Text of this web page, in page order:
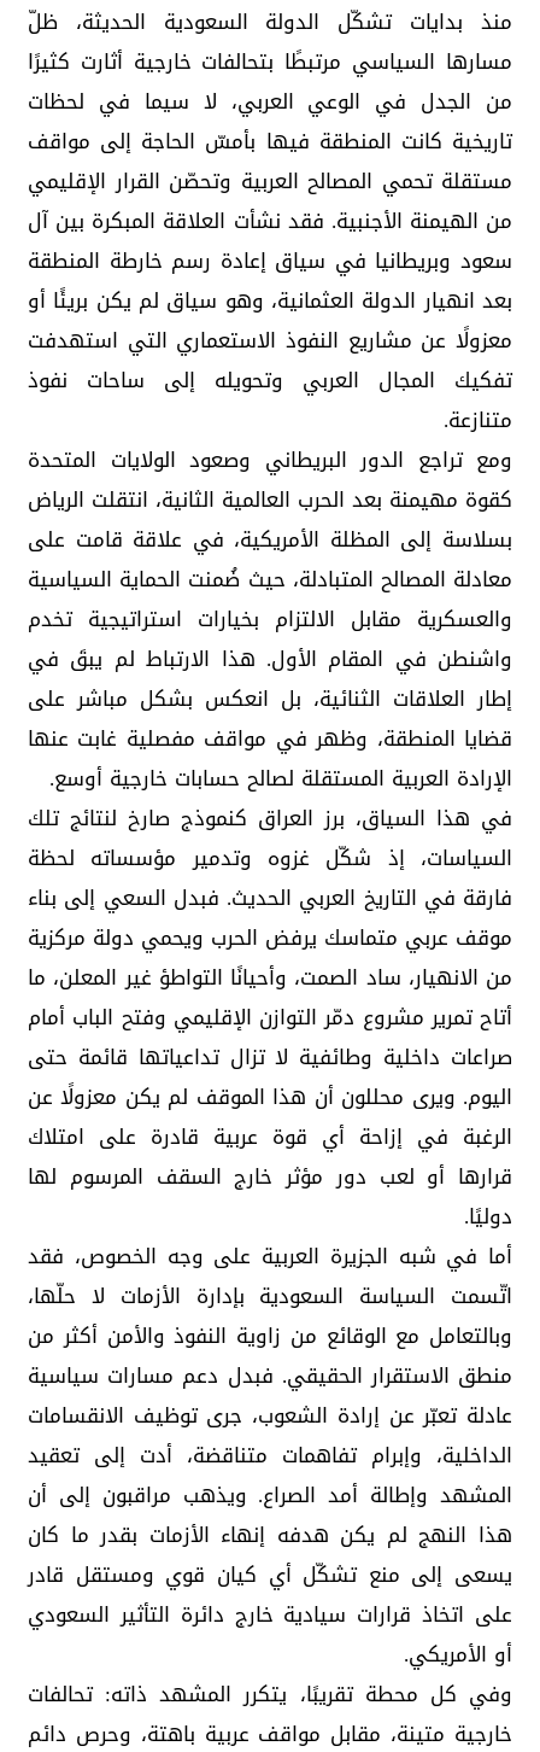
منذ بدايات تشكّل الدولة السعودية الحديثة، ظلّ
مسارها السياسي مرتبطًا بتحالفات خارجية أثارت كثيرًا
من الجدل في الوعي العربي، لا سيما في لحظات
تاريخية كانت المنطقة فيها بأمسّ الحاجة إلى مواقف
مستقلة تحمي المصالح العربية وتحصّن القرار الإقليمي
من الهيمنة الأجنبية. فقد نشأت العلاقة المبكرة بين آل
سعود وبريطانيا في سياق إعادة رسم خارطة المنطقة
بعد انهيار الدولة العثمانية، وهو سياق لم يكن بريئًا أو
معزولًا عن مشاريع النفوذ الاستعماري التي استهدفت
تفكيك المجال العربي وتحويله إلى ساحات نفوذ
متنازعة.
ومع تراجع الدور البريطاني وصعود الولايات المتحدة
كقوة مهيمنة بعد الحرب العالمية الثانية، انتقلت الرياض
بسلاسة إلى المظلة الأمريكية، في علاقة قامت على
معادلة المصالح المتبادلة، حيث ضُمنت الحماية السياسية
والعسكرية مقابل الالتزام بخيارات استراتيجية تخدم
واشنطن في المقام الأول. هذا الارتباط لم يبقَ في
إطار العلاقات الثنائية، بل انعكس بشكل مباشر على
قضايا المنطقة، وظهر في مواقف مفصلية غابت عنها
الإرادة العربية المستقلة لصالح حسابات خارجية أوسع.
في هذا السياق، برز العراق كنموذج صارخ لنتائج تلك
السياسات، إذ شكّل غزوه وتدمير مؤسساته لحظة
فارقة في التاريخ العربي الحديث. فبدل السعي إلى بناء
موقف عربي متماسك يرفض الحرب ويحمي دولة مركزية
من الانهيار، ساد الصمت، وأحيانًا التواطؤ غير المعلن، ما
أتاح تمرير مشروع دمّر التوازن الإقليمي وفتح الباب أمام
صراعات داخلية وطائفية لا تزال تداعياتها قائمة حتى
اليوم. ويرى محللون أن هذا الموقف لم يكن معزولًا عن
الرغبة في إزاحة أي قوة عربية قادرة على امتلاك
قرارها أو لعب دور مؤثر خارج السقف المرسوم لها
دوليًا.
أما في شبه الجزيرة العربية على وجه الخصوص، فقد
اتّسمت السياسة السعودية بإدارة الأزمات لا حلّها،
وبالتعامل مع الوقائع من زاوية النفوذ والأمن أكثر من
منطق الاستقرار الحقيقي. فبدل دعم مسارات سياسية
عادلة تعبّر عن إرادة الشعوب، جرى توظيف الانقسامات
الداخلية، وإبرام تفاهمات متناقضة، أدت إلى تعقيد
المشهد وإطالة أمد الصراع. ويذهب مراقبون إلى أن
هذا النهج لم يكن هدفه إنهاء الأزمات بقدر ما كان
يسعى إلى منع تشكّل أي كيان قوي ومستقل قادر
على اتخاذ قرارات سيادية خارج دائرة التأثير السعودي
أو الأمريكي.
وفي كل محطة تقريبًا، يتكرر المشهد ذاته: تحالفات
خارجية متينة، مقابل مواقف عربية باهتة، وحرص دائم